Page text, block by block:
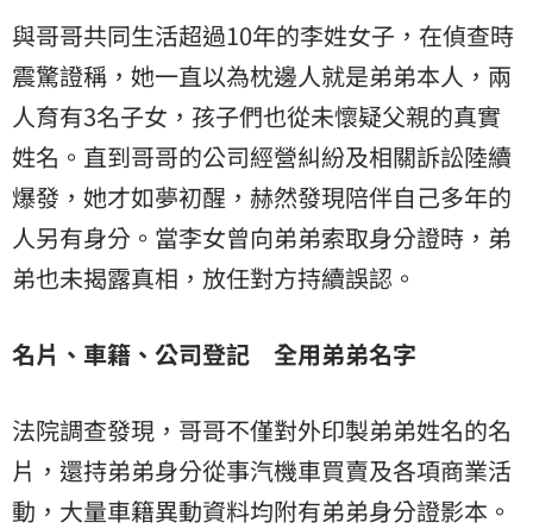
與哥哥共同生活超過10年的李姓女子，在偵查時
震驚證稱，她一直以為枕邊人就是弟弟本人，兩
人育有3名子女，孩子們也從未懷疑父親的真實
姓名。直到哥哥的公司經營糾紛及相關訴訟陸續
爆發，她才如夢初醒，赫然發現陪伴自己多年的
人另有身分。當李女曾向弟弟索取身分證時，弟
弟也未揭露真相，放任對方持續誤認。
名片、車籍、公司登記 全用弟弟名字
法院調查發現，哥哥不僅對外印製弟弟姓名的名
片，還持弟弟身分從事汽機車買賣及各項商業活
動，大量車籍異動資料均附有弟弟身分證影本。